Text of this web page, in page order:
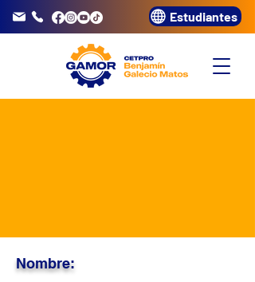
3320072 Estudiantes
Nombre: